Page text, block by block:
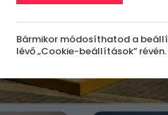
Bármikor módosíthatod a
lévő „Cookie-beállítások” révén.